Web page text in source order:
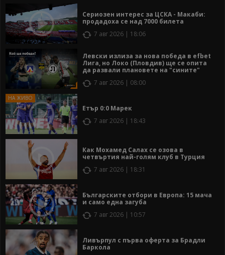
Сериозен интерес за ЦСКА - Макаби:
продадоха се над 7000 билета
7 авг 2026 | 18:06
Левски излиза за нова победа в efbet
Лига, но Локо (Пловдив) ще се опита
да развали плановете на "сините"
7 авг 2026 | 08:00
Етър 0:0 Марек
7 авг 2026 | 18:43
Как Мохамед Салах се озова в
четвъртия най-голям клуб в Турция
7 авг 2026 | 18:31
Българските отбори в Европа: 15 мача
и само една загуба
7 авг 2026 | 10:57
Ливърпул с първа оферта за Брадли
Баркола